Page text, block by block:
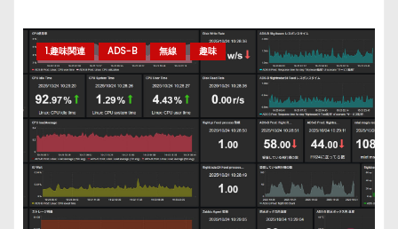
1.趣味関連 ADS-B 無線 趣味